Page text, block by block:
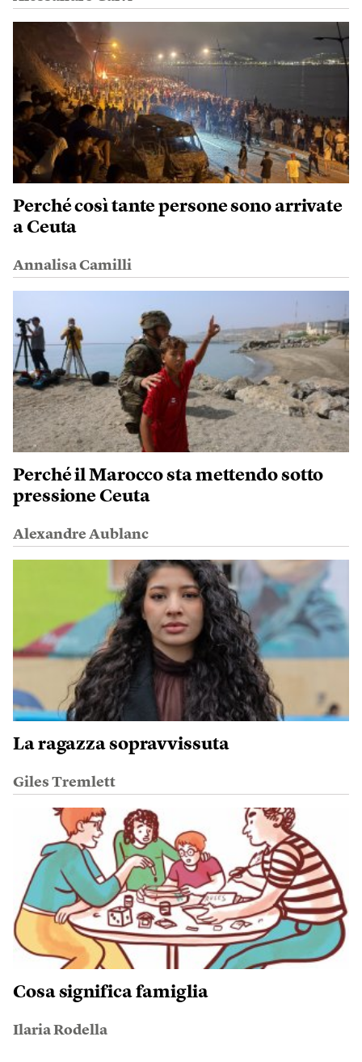
Perché così tante persone sono arrivate
a Ceuta
Annalisa Camilli
Perché il Marocco sta mettendo sotto
pressione Ceuta
Alexandre Aublanc
La ragazza sopravvissuta
Giles Tremlett
Cosa significa famiglia
Ilaria Rodella